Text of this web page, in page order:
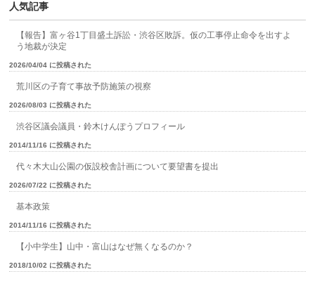
人気記事
【報告】富ヶ谷1丁目盛土訴訟・渋谷区敗訴。仮の工事停止命令を出すよ
う地裁が決定
2026/04/04 に投稿された
荒川区の子育て事故予防施策の視察
2026/08/03 に投稿された
渋谷区議会議員・鈴木けんぽうプロフィール
2014/11/16 に投稿された
代々木大山公園の仮設校舎計画について要望書を提出
2026/07/22 に投稿された
基本政策
2014/11/16 に投稿された
【小中学生】山中・富山はなぜ無くなるのか？
2018/10/02 に投稿された